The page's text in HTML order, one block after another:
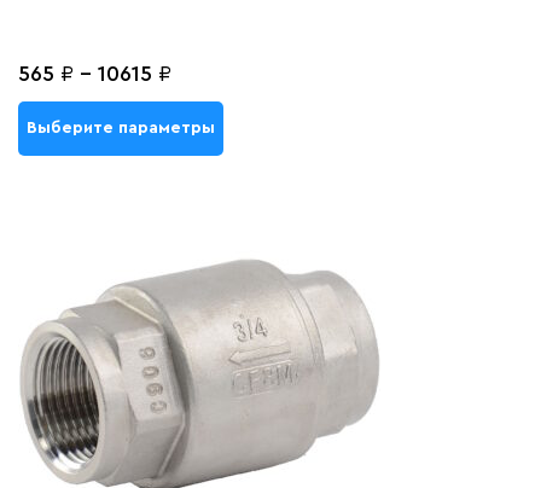
565 ₽ - 10615 ₽
Выберите параметры